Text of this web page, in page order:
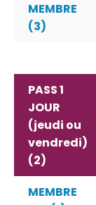
MEMBRE
(3)
PASS 1
JOUR
(jeudi ou
vendredi)
(2)
MEMBRE